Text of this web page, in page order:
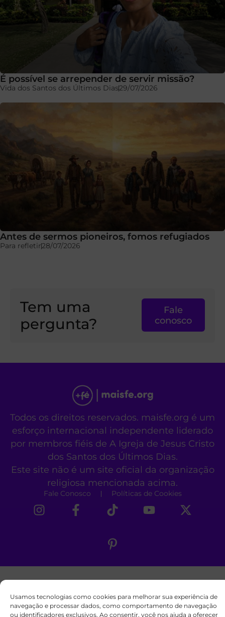
Usamos tecnologias como cookies para melhorar sua experiência de
navegação e processar dados, como comportamento de navegação
ou identificadores exclusivos. Ao consentir, você nos ajuda a oferecer
É possível se arrepender de servir missão?
Vida dos Santos dos Últimos Dias29/07/2026
Antes de sermos pioneiros, fomos refugiados
Para refletir28/07/2026
Tem uma
pergunta?
Fale
conosco
Todos os direitos reservados. maisfe.org é um
esforço internacional independente liderado
por membros fiéis de A Igreja de Jesus Cristo
dos Santos dos Últimos Dias.
Este site não é um site oficial da organização
religiosa mencionada acima.
Fale Conosco Políticas de Cookies